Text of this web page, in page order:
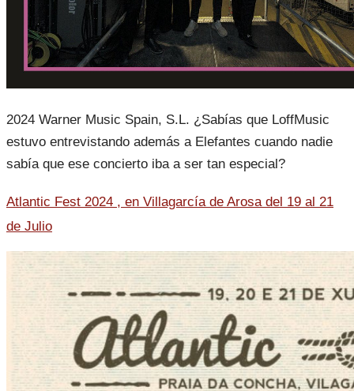
2024 Warner Music Spain, S.L. ¿Sabías que LoffMusic
estuvo entrevistando además a Elefantes cuando nadie
sabía que ese concierto iba a ser tan especial?
Atlantic Fest 2024 , en Villagarcía de Arosa del 19 al 21
de Julio